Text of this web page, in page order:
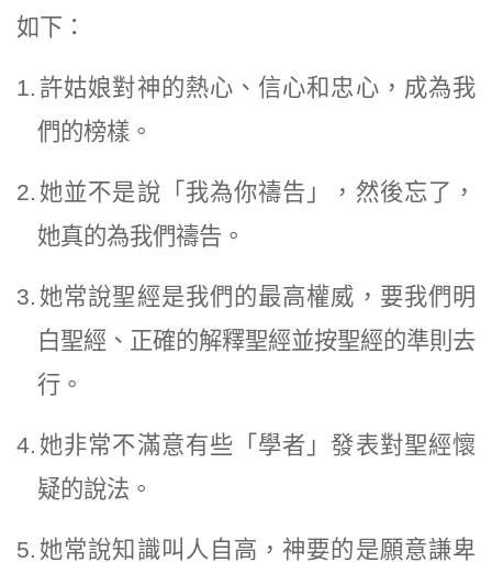
如下：
1. 許姑娘對神的熱心、信心和忠心，成為我
們的榜樣。
2. 她並不是說「我為你禱告」，然後忘了，
她真的為我們禱告。
3. 她常說聖經是我們的最高權威，要我們明
白聖經、正確的解釋聖經並按聖經的準則去
行。
4. 她非常不滿意有些「學者」發表對聖經懷
疑的說法。
5. 她常說知識叫人自高，神要的是願意謙卑